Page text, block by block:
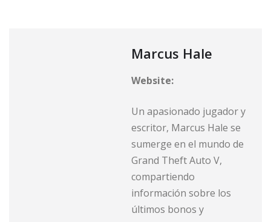
Marcus Hale
Website:
Un apasionado jugador y
escritor, Marcus Hale se
sumerge en el mundo de
Grand Theft Auto V,
compartiendo
información sobre los
últimos bonos y